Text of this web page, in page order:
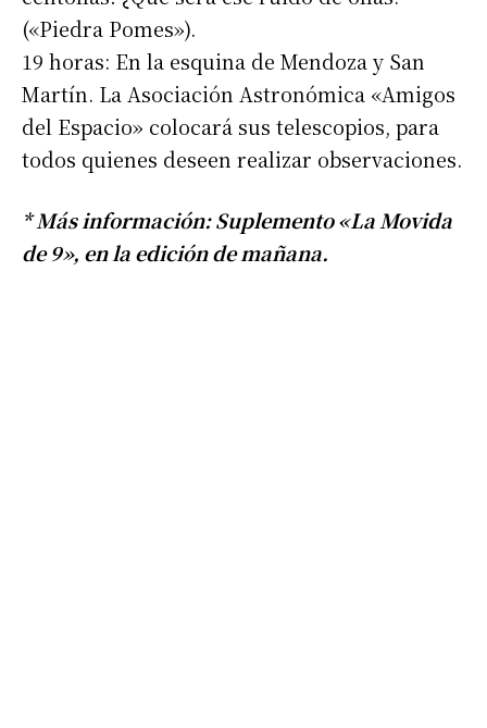
Dirección de correo electrónico
Nombre
Apellidos
Número de teléfono
(«Piedra Pomes»).
19 horas: En la esquina de Mendoza y San
Martín. La Asociación Astronómica «Amigos
del Espacio» colocará sus telescopios, para
todos quienes deseen realizar observaciones.
* Más información: Suplemento «La Movida
de 9», en la edición de mañana.